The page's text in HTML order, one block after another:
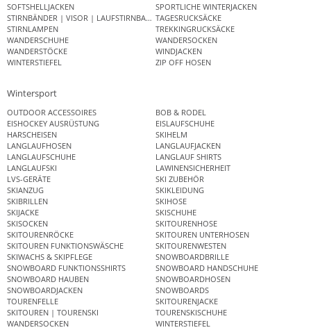
SOFTSHELLJACKEN
SPORTLICHE WINTERJACKEN
STIRNBÄNDER | VISOR | LAUFSTIRNBANDTAGESRUCKSÄCKE
STIRNLAMPEN
TREKKINGRUCKSÄCKE
WANDERSCHUHE
WANDERSOCKEN
WANDERSTÖCKE
WINDJACKEN
WINTERSTIEFEL
ZIP OFF HOSEN
Wintersport
OUTDOOR ACCESSOIRES
BOB & RODEL
EISHOCKEY AUSRÜSTUNG
EISLAUFSCHUHE
HARSCHEISEN
SKIHELM
LANGLAUFHOSEN
LANGLAUFJACKEN
LANGLAUFSCHUHE
LANGLAUF SHIRTS
LANGLAUFSKI
LAWINENSICHERHEIT
LVS-GERÄTE
SKI ZUBEHÖR
SKIANZUG
SKIKLEIDUNG
SKIBRILLEN
SKIHOSE
SKIJACKE
SKISCHUHE
SKISOCKEN
SKITOURENHOSE
SKITOURENRÖCKE
SKITOUREN UNTERHOSEN
SKITOUREN FUNKTIONSWÄSCHE
SKITOURENWESTEN
SKIWACHS & SKIPFLEGE
SNOWBOARDBRILLE
SNOWBOARD FUNKTIONSSHIRTS
SNOWBOARD HANDSCHUHE
SNOWBOARD HAUBEN
SNOWBOARDHOSEN
SNOWBOARDJACKEN
SNOWBOARDS
TOURENFELLE
SKITOURENJACKE
SKITOUREN | TOURENSKI
TOURENSKISCHUHE
WANDERSOCKEN
WINTERSTIEFEL